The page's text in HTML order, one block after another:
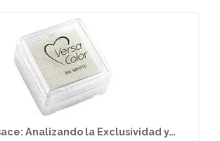
Analizando la Exclusividad y…